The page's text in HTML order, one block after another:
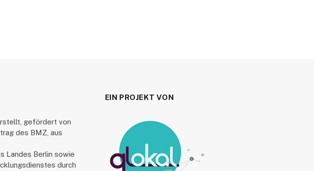
gefördert von
des BMZ, aus
Landes Berlin sowie
durch
EIN PROJEKT VON